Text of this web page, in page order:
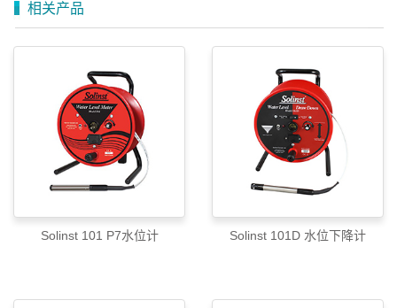
相关产品
Solinst 101 P7水位计 Solinst 101D 水位下降计